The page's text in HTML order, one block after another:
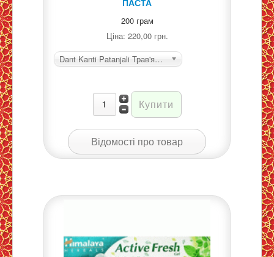
200 грам
Ціна: 220,00 грн.
Dant Kanti Patanjali Трав'яна зубна паста
Відомості про товар